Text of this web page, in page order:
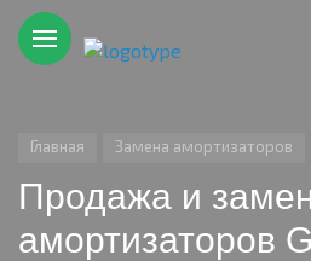
Главная Замена амортизаторов
Продажа и
амортизаторов